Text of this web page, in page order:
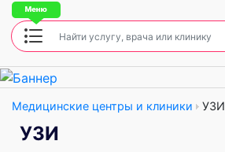
Медицинские центры и клиники УЗИ
УЗИ